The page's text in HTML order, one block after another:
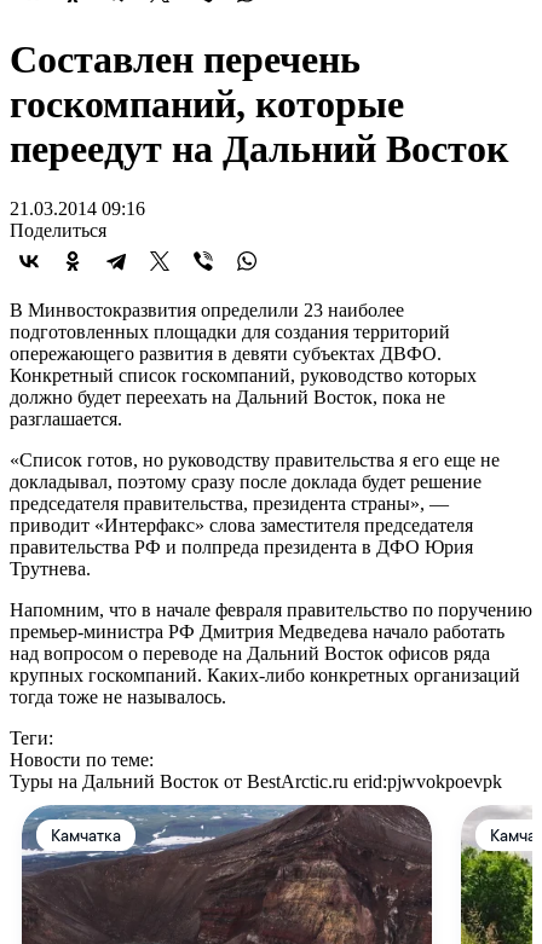
Составлен перечень
госкомпаний, которые
переедут на Дальний Восток
21.03.2014 09:16
Поделиться
В Минвостокразвития определили 23 наиболее
подготовленных площадки для создания территорий
опережающего развития в девяти субъектах ДВФО.
Конкретный список госкомпаний, руководство которых
должно будет переехать на Дальний Восток, пока не
разглашается.
«Список готов, но руководству правительства я его еще не
докладывал, поэтому сразу после доклада будет решение
председателя правительства, президента страны», —
приводит «Интерфакс» слова заместителя председателя
правительства РФ и полпреда президента в ДФО Юрия
Трутнева.
Напомним, что в начале февраля правительство по поручению
премьер-министра РФ Дмитрия Медведева начало работать
над вопросом о переводе на Дальний Восток офисов ряда
крупных госкомпаний. Каких-либо конкретных организаций
тогда тоже не называлось.
Теги:
Новости по теме:
Туры на Дальний Восток от BestArctic.ru erid:pjwvokpoevpk